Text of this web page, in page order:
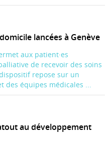
lancées à Genève
aux patient·es
de recevoir des soins
repose sur un
des équipes médicales ...
au développement